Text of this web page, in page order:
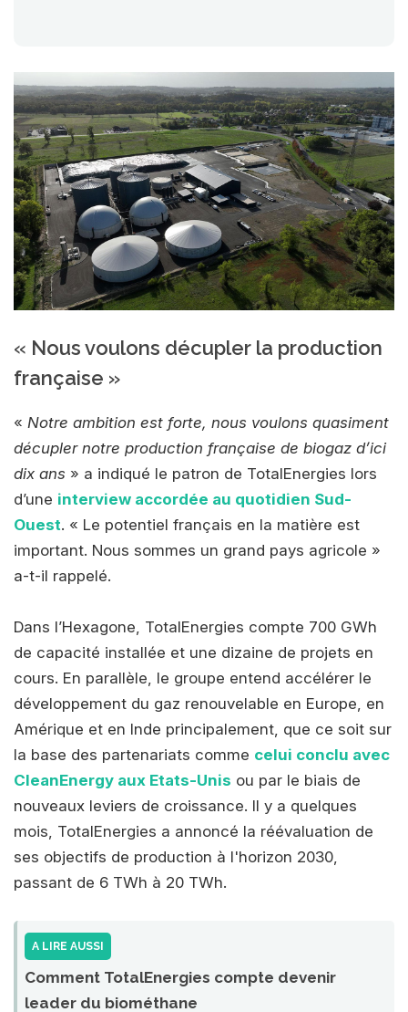
« Nous voulons décupler la production
française »
« Notre ambition est forte, nous voulons quasiment
décupler notre production française de biogaz d’ici
dix ans » a indiqué le patron de TotalEnergies lors
d’une interview accordée au quotidien Sud-
Ouest. « Le potentiel français en la matière est
important. Nous sommes un grand pays agricole »
a-t-il rappelé.
Dans l’Hexagone, TotalEnergies compte 700 GWh
de capacité installée et une dizaine de projets en
cours. En parallèle, le groupe entend accélérer le
développement du gaz renouvelable en Europe, en
Amérique et en Inde principalement, que ce soit sur
la base des partenariats comme celui conclu avec
CleanEnergy aux Etats-Unis ou par le biais de
nouveaux leviers de croissance. Il y a quelques
mois, TotalEnergies a annoncé la réévaluation de
ses objectifs de production à l'horizon 2030,
passant de 6 TWh à 20 TWh.
A LIRE AUSSI
Comment TotalEnergies compte devenir
leader du biométhane